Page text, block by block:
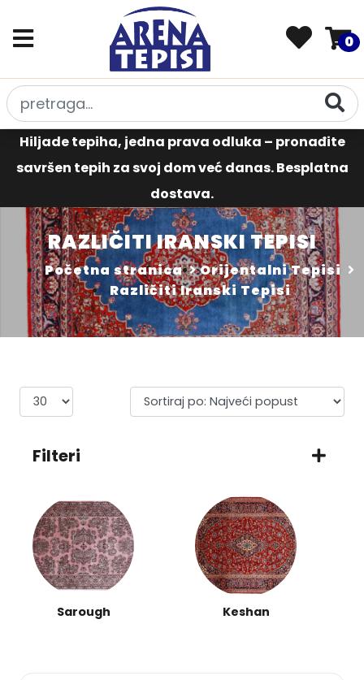
0
Hiljade tepiha, jedna prava odluka – pronađite
savršen tepih za svoj dom već danas. Besplatna
dostava.
RAZLIČITI IRANSKI TEPISI
Početna stranica
Orijentalni Tepisi
Različiti Iranski Tepisi
Filteri
Sarough Keshan